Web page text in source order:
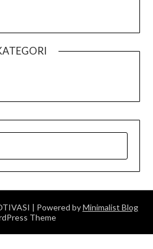
| Powered byMinimalist Blog
Theme